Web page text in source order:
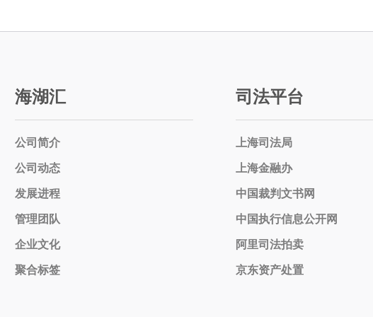
海湖汇
公司简介
公司动态
发展进程
管理团队
企业文化
聚合标签
司法平台
上海司法局
上海金融办
中国裁判文书网
中国执行信息公开网
阿里司法拍卖
京东资产处置